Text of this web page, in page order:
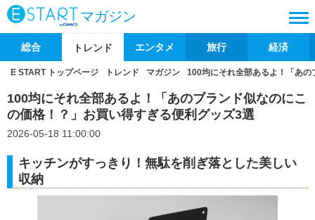
マガジン
総合 トレンド エンタメ 旅行 経済
E START トップページ トレンド マガジン 100均にそれ全部あるよ！「あ
100均にそれ全部あるよ！「あのブランド似なのにこ
の価格！？」お買い得すぎる便利グッズ3選
2026-05-18 11:00:00
キッチンがすっきり！無駄を削ぎ落とした美しい
収納